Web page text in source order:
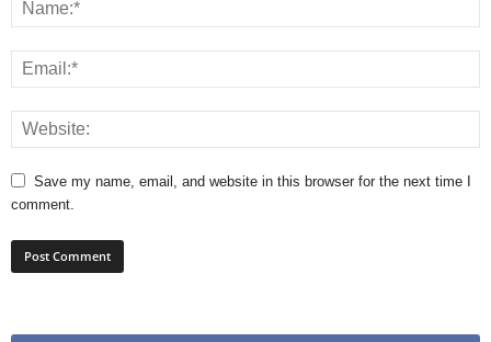
Save my name, email, and website in this browser for the next time I
comment.